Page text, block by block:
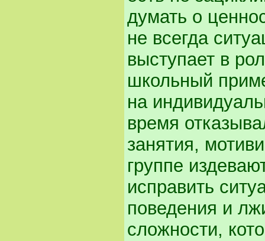
думать о
не всегда
выступает в
школьный
на
время
занятия,
группе
исправить
поведения и
сложности,